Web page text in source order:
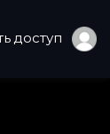
доступ